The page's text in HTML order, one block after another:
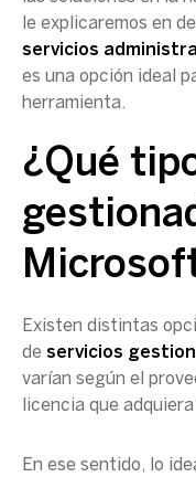
le explicaremos en
servicios
es una opción ideal
herramienta.
¿Qué
Existen distintas
de servicios
varían según el
licencia que
En ese sentido, lo